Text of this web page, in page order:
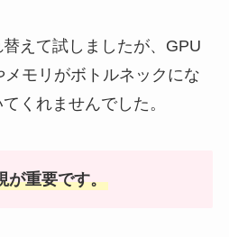
えて試しましたが、GPU
モリがボトルネックにな
くれませんでした。
が重要です。